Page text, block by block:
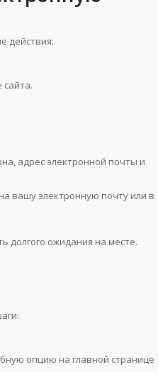
действия:
адрес электронной почты и
вашу электронную почту или в
долгого ожидания на месте.
опцию на главной странице